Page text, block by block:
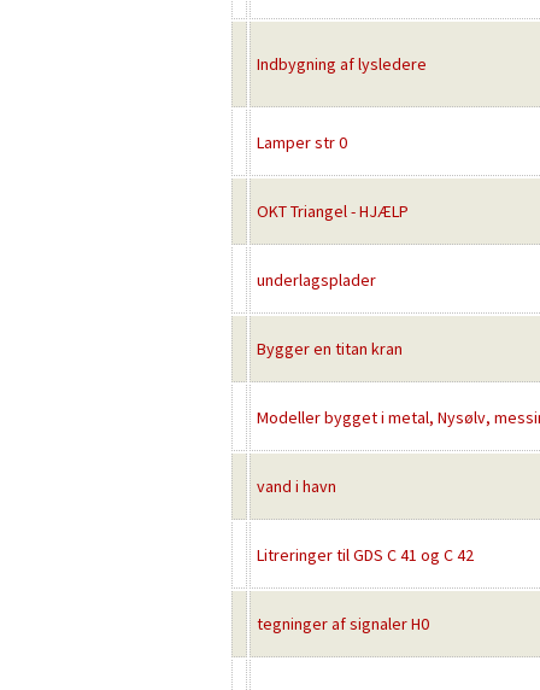
Indbygning af lysledere
Lamper str 0
OKT Triangel - HJÆLP
underlagsplader
Bygger en titan kran
Modeller bygget i metal, Nysølv,
vand i havn
Litreringer til GDS C 41 og C 42
tegninger af signaler H0